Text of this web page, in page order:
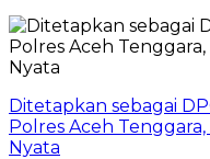
Ditetapkan sebagai
Polres Aceh
Nyata